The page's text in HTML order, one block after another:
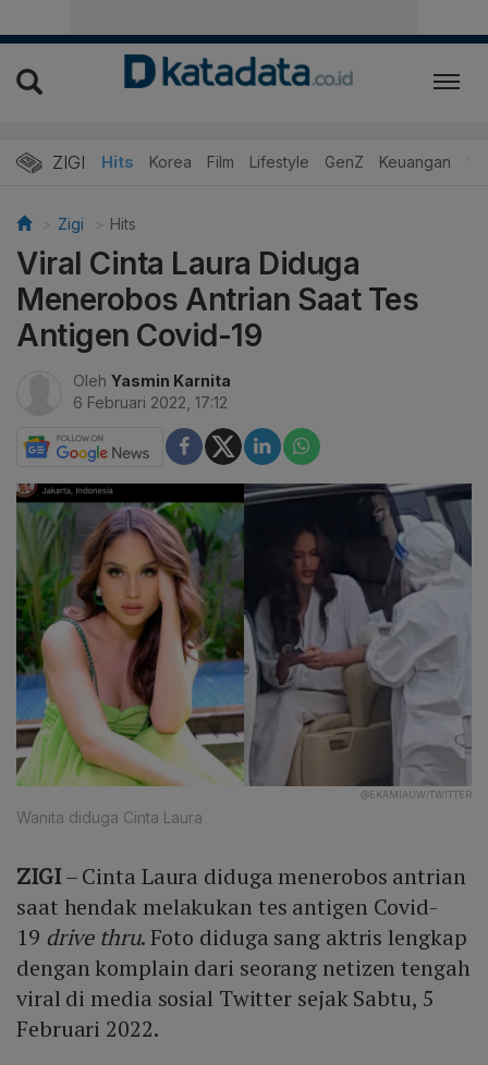
ZIGI Hits Korea Film Lifestyle GenZ Keuangan
Zigi Hits
Viral Cinta Laura Diduga
Menerobos Antrian Saat Tes
Antigen Covid-19
Oleh Yasmin Karnita
6 Februari 2022, 17:12
@EKAMIAUW/TWITTER
Wanita diduga Cinta Laura
ZIGI– Cinta Laura diduga menerobos antrian
saat hendak melakukan tes antigen Covid-
19 drive thru. Foto diduga sang aktris lengkap
dengan komplain dari seorang netizen tengah
viral di media sosial Twitter sejak Sabtu, 5
Februari 2022.